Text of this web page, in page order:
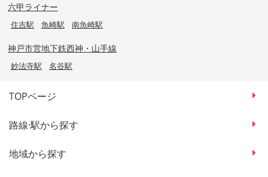
六甲ライナー
住吉駅 魚崎駅 南魚崎駅
神戸市営地下鉄西神・山手線
妙法寺駅 名谷駅
TOPページ
路線·駅から探す
地域から探す